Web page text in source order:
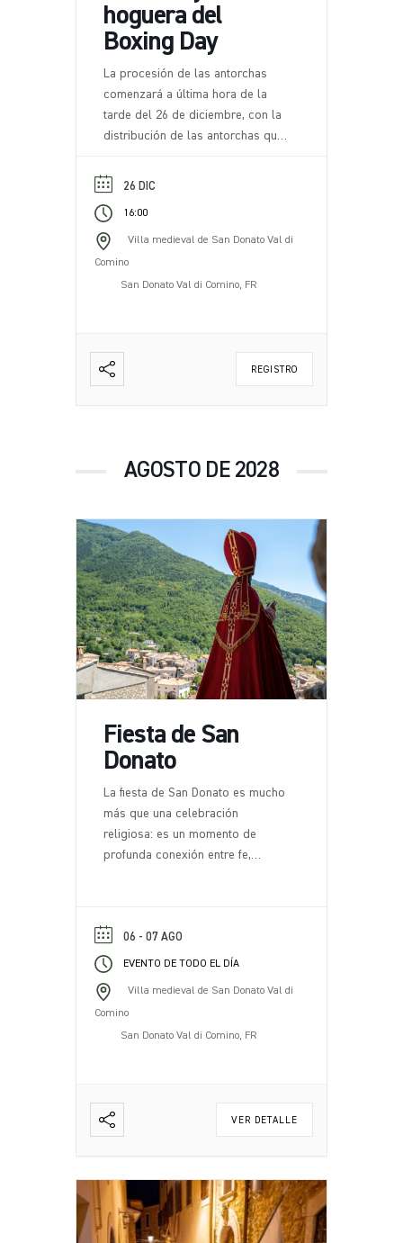
hoguera del
Boxing Day
La procesión de las antorchas
comenzará a última hora de la
tarde del 26 de diciembre, con la
distribución de las antorchas que
lo largo de una ruta escénica por
caracterizada por tramos de
sendero fáciles y evocadores,
serpentea por las colinas que
rodean San Donato Val di Comino,
26 DIC
16:00
Villa medieval de San Donato Val di
Comino
San Donato Val di Comino, FR
REGISTRO
AGOSTO DE 2028
Fiesta de San
Donato
La fiesta de San Donato es mucho
más que una celebración
religiosa: es un momento de
profunda conexión entre fe,
de encuentro y celebración,
atrayendo a residentes y visitantes
patrón [...].
06 - 07 AGO
EVENTO DE TODO EL DÍA
Villa medieval de San Donato Val di
Comino
San Donato Val di Comino, FR
VER DETALLE